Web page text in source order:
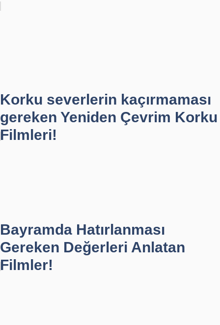
Korku severlerin kaçırmaması
gereken Yeniden Çevrim Korku
Filmleri!
Bayramda Hatırlanması
Gereken Değerleri Anlatan
Filmler!